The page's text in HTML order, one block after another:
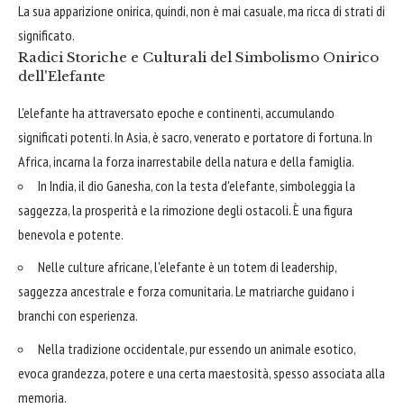
La sua apparizione onirica, quindi, non è mai casuale, ma ricca di strati di
significato.
Radici Storiche e Culturali del Simbolismo Onirico
dell'Elefante
L'elefante ha attraversato epoche e continenti, accumulando
significati potenti. In Asia, è sacro, venerato e portatore di fortuna. In
Africa, incarna la forza inarrestabile della natura e della famiglia.
In India, il dio Ganesha, con la testa d'elefante, simboleggia la
saggezza, la prosperità e la rimozione degli ostacoli. È una figura
benevola e potente.
Nelle culture africane, l'elefante è un totem di leadership,
saggezza ancestrale e forza comunitaria. Le matriarche guidano i
branchi con esperienza.
Nella tradizione occidentale, pur essendo un animale esotico,
evoca grandezza, potere e una certa maestosità, spesso associata alla
memoria.